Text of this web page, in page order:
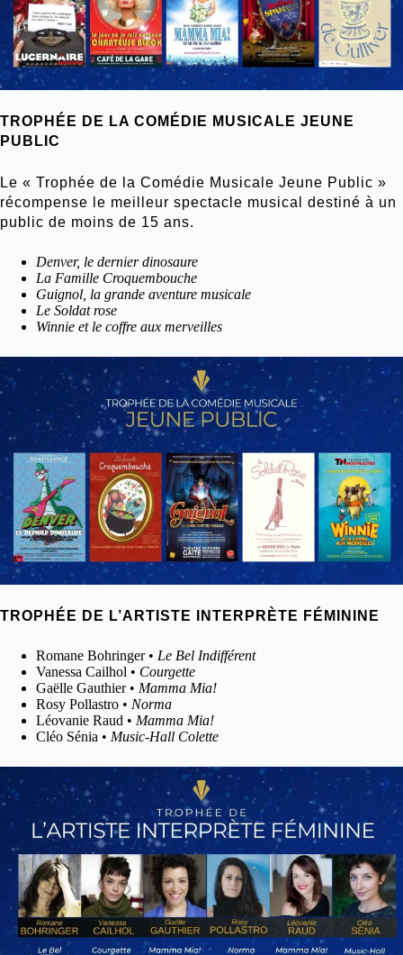
TROPHÉE DE LA COMÉDIE MUSICALE JEUNE
PUBLIC
Le « Trophée de la Comédie Musicale Jeune Public »
récompense le meilleur spectacle musical destiné à un
public de moins de 15 ans.
Denver, le dernier dinosaure
La Famille Croquembouche
Guignol, la grande aventure musicale
Le Soldat rose
Winnie et le coffre aux merveilles
TROPHÉE DE L’ARTISTE INTERPRÈTE FÉMININE
Romane Bohringer • Le Bel Indifférent
Vanessa Cailhol • Courgette
Gaëlle Gauthier • Mamma Mia!
Rosy Pollastro • Norma
Léovanie Raud • Mamma Mia!
Cléo Sénia • Music-Hall Colette